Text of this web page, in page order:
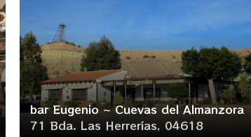
bar Eugenio ~ Cuevas del Almanzora
71 Bda. Las Herrerías, 04618